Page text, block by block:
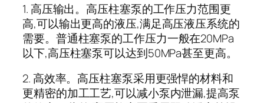
1. 高压输出。高压柱塞泵的工作压力范围更
高,可以输出更高的液压,满足高压液压系统的
需要。普通柱塞泵的工作压力一般在20MPa
以下,高压柱塞泵可以达到50MPa甚至更高。
2. 高效率。高压柱塞泵采用更强悍的材料和
更精密的加工工艺,可以减小泵内泄漏,提高泵